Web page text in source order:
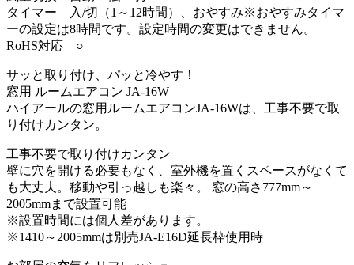
タイマー 入/切（1～12時間）、おやすみ※おやすみタイマ
ーの設定は8時間です。設定時間の変更はできません。
RoHS対応 ○
サッと取り付け、パッと冷やす！
窓用 ルームエアコン JA-16W
ハイアールの窓用ルームエアコンJA-16Wは、工事不要で取
り付けカンタン。
工事不要で取り付けカンタン
壁に穴を開ける必要もなく、室外機を置くスペースがなくて
も大丈夫。移動や引っ越しも楽々。 窓の高さ777mm～
2005mmまで設置可能
※設置時間には個人差があります。
※1410～2005mmは別売JA-E16D延長枠使用時